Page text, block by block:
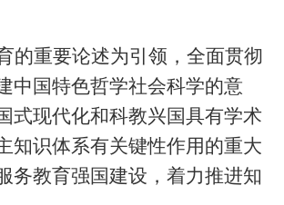
的重要论述为引领，全面贯彻
中国特色哲学社会科学的意
式现代化和科教兴国具有学术
知识体系有关键性作用的重大
务教育强国建设，着力推进知